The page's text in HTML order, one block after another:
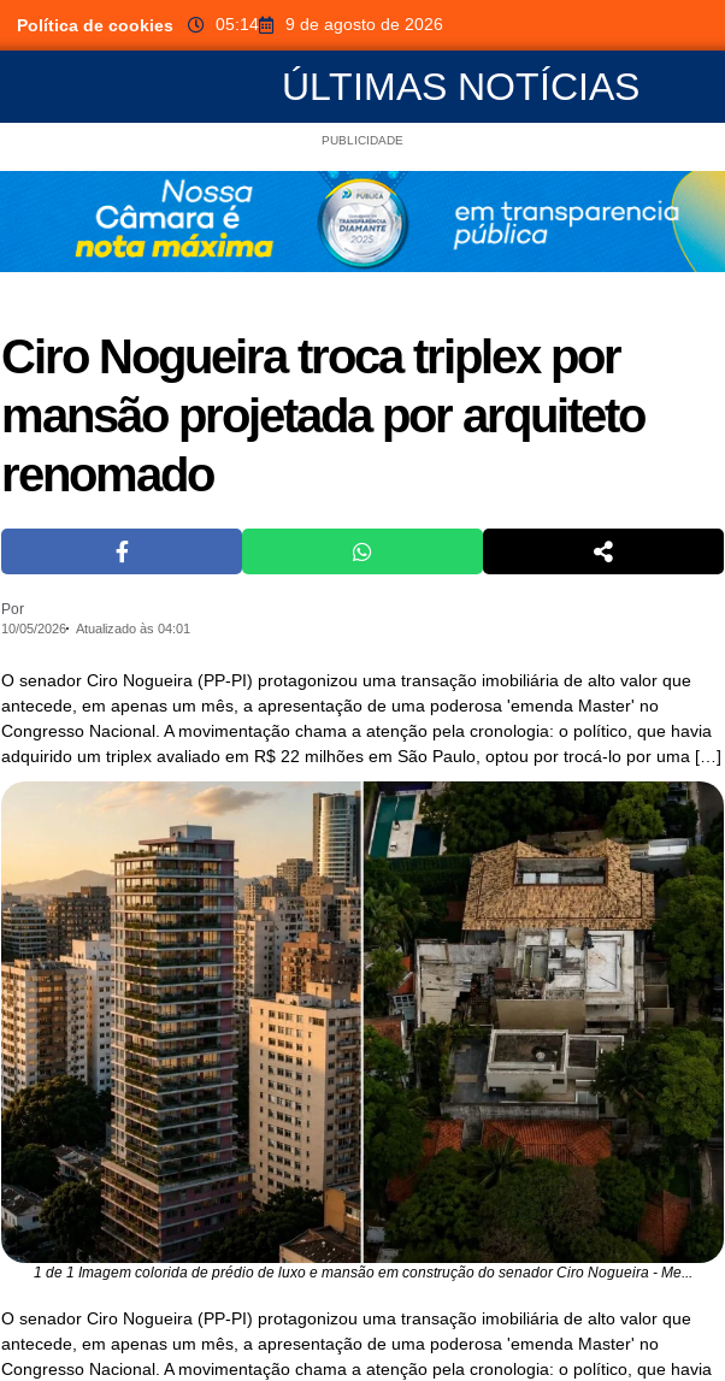
Política de cookies 05:14 9 de agosto de 2026
ÚLTIMAS NOTÍCIAS
PUBLICIDADE
Ciro Nogueira troca triplex por
mansão projetada por arquiteto
renomado
Por
10/05/2026 Atualizado às 04:01
O senador Ciro Nogueira (PP-PI) protagonizou uma transação imobiliária de alto valor que
antecede, em apenas um mês, a apresentação de uma poderosa 'emenda Master' no
Congresso Nacional. A movimentação chama a atenção pela cronologia: o político, que havia
adquirido um triplex avaliado em R$ 22 milhões em São Paulo, optou por trocá-lo por uma […]
1 de 1 Imagem colorida de prédio de luxo e mansão em construção do senador Ciro Nogueira - Me...
O senador Ciro Nogueira (PP-PI) protagonizou uma transação imobiliária de alto valor que
antecede, em apenas um mês, a apresentação de uma poderosa 'emenda Master' no
Congresso Nacional. A movimentação chama a atenção pela cronologia: o político, que havia